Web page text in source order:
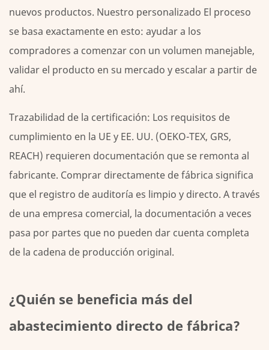
nuevos productos. Nuestro personalizado El proceso
se basa exactamente en esto: ayudar a los
compradores a comenzar con un volumen manejable,
validar el producto en su mercado y escalar a partir de
ahí.
Trazabilidad de la certificación: Los requisitos de
cumplimiento en la UE y EE. UU. (OEKO-TEX, GRS,
REACH) requieren documentación que se remonta al
fabricante. Comprar directamente de fábrica significa
que el registro de auditoría es limpio y directo. A través
de una empresa comercial, la documentación a veces
pasa por partes que no pueden dar cuenta completa
de la cadena de producción original.
¿Quién se beneficia más del
abastecimiento directo de fábrica?